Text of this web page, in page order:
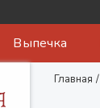
Выпечка
Главная /